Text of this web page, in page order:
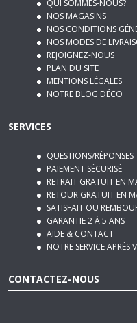
QUI SOMMES-NOUS?
NOS MAGASINS
NOS CONDITIONS
NOS MODES DE
REJOIGNEZ-NOUS
PLAN DU SITE
MENTIONS LÉGALES
NOTRE BLOG DÉCO
SERVICES
QUESTIONS/RÉPONSES
PAIEMENT SÉCURISÉ
RETRAIT GRATUIT EN
RETOUR GRATUIT EN
SATISFAIT OU
GARANTIE 2 À 5 ANS
AIDE & CONTACT
NOTRE SERVICE APRÈS
CONTACTEZ-NOUS